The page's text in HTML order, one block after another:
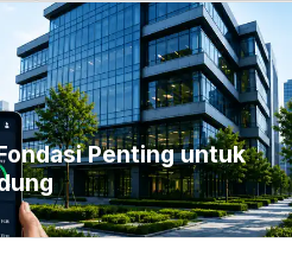
Penting untuk